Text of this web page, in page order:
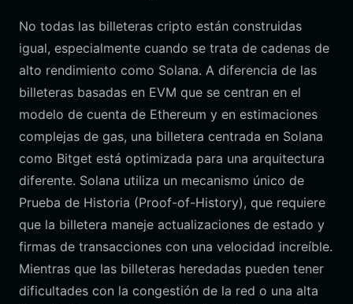
No todas las billeteras cripto están construidas
igual, especialmente cuando se trata de cadenas de
alto rendimiento como Solana. A diferencia de las
billeteras basadas en EVM que se centran en el
modelo de cuenta de Ethereum y en estimaciones
complejas de gas, una billetera centrada en Solana
como Bitget está optimizada para una arquitectura
diferente. Solana utiliza un mecanismo único de
Prueba de Historia (Proof-of-History), que requiere
que la billetera maneje actualizaciones de estado y
firmas de transacciones con una velocidad increíble.
Mientras que las billeteras heredadas pueden tener
dificultades con la congestión de la red o una alta